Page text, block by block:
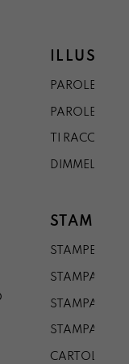
PAROLE DAL
PAROLE DA
TI
DIMMELO
STAMPE
STAMPE A5
STAMPA A3
STAMPA A1
STAMPA A0
CARTOLINA